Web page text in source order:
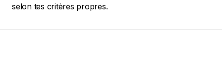
selon tes critères propres.